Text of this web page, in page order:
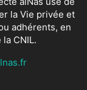
la Vie privée et
adhérents, en
CNIL.